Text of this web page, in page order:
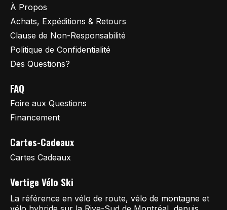
À Propos
Achats, Expéditions & Retours
Clause de Non-Responsabilité
Politique de Confidentialité
Des Questions?
FAQ
Foire aux Questions
Financement
Cartes-Cadeaux
Cartes Cadeaux
Vertige Vélo Ski
La référence en vélo de route, vélo de montagne et